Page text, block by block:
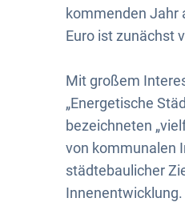
kommenden Jahr
Euro ist zunächst
Mit großem
„Energetische
bezeichneten
von kommunalen
städtebaulicher